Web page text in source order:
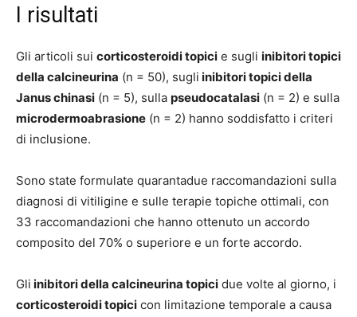
I risultati
Gli articoli sui corticosteroidi topici e sugli inibitori topici
della calcineurina (n = 50), sugli inibitori topici della
Janus chinasi (n = 5), sulla pseudocatalasi (n = 2) e sulla
microdermoabrasione (n = 2) hanno soddisfatto i criteri
di inclusione.
Sono state formulate quarantadue raccomandazioni sulla
diagnosi di vitiligine e sulle terapie topiche ottimali, con
33 raccomandazioni che hanno ottenuto un accordo
composito del 70% o superiore e un forte accordo.
Gli inibitori della calcineurina topici due volte al giorno, i
corticosteroidi topici con limitazione temporale a causa